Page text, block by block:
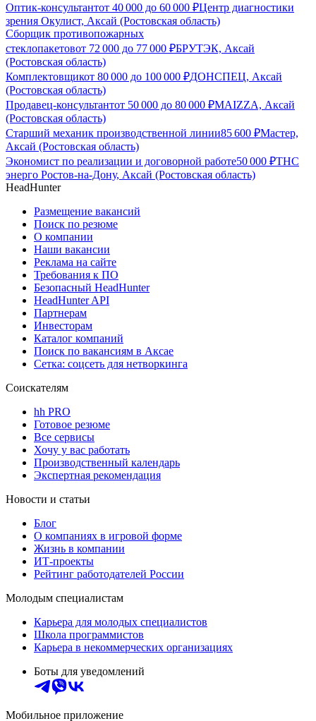
Оптик-консультантот 40 000 до 60 000 ₽Центр диагностики
зрения Окулист, Аксай (Ростовская область)
Сборщик противопожарных
стеклопакетовот 72 000 до 77 000 ₽БРУТЭК, Аксай
(Ростовская область)
Комплектовщикот 80 000 до 100 000 ₽ДОНСПЕЦ, Аксай
(Ростовская область)
Продавец-консультантот 50 000 до 80 000 ₽MAIZZA, Аксай
(Ростовская область)
Старший механик производственной линии85 600 ₽Мастер,
Аксай (Ростовская область)
Экономист по реализации и договорной работе50 000 ₽ТНС
энерго Ростов-на-Дону, Аксай (Ростовская область)
HeadHunter
Размещение вакансий
Поиск по резюме
О компании
Наши вакансии
Реклама на сайте
Требования к ПО
Безопасный HeadHunter
HeadHunter API
Партнерам
Инвесторам
Каталог компаний
Поиск по вакансиям в Аксае
Сетка: соцсеть для нетворкинга
Соискателям
hh PRO
Готовое резюме
Все сервисы
Хочу у вас работать
Производственный календарь
Экспертная рекомендация
Новости и статьи
Блог
О компаниях в игровой форме
Жизнь в компании
ИТ-проекты
Рейтинг работодателей России
Молодым специалистам
Карьера для молодых специалистов
Школа программистов
Карьера в некоммерческих организациях
Боты для уведомлений
Мобильное приложение